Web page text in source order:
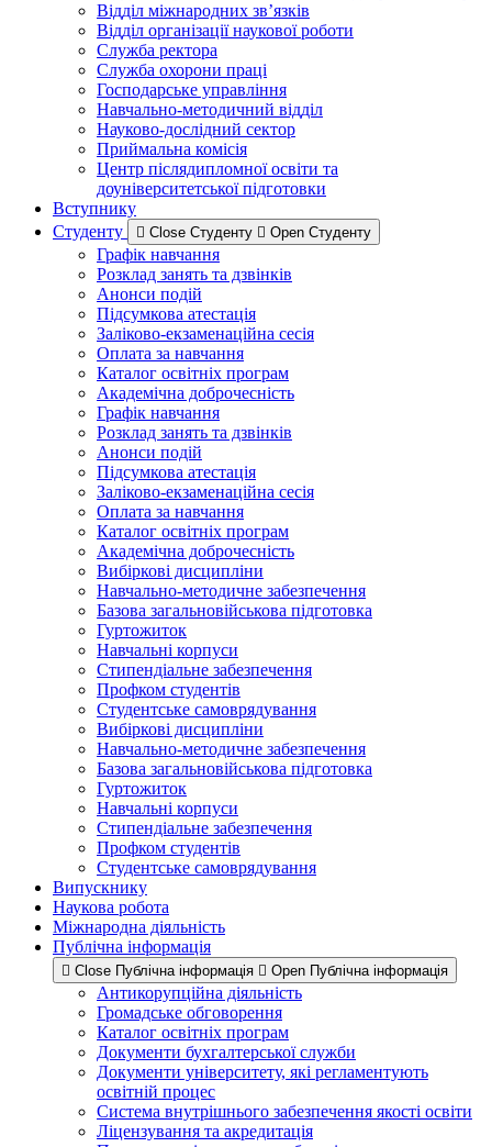
Відділ міжнародних зв’язків
Відділ організації наукової роботи
Служба ректора
Служба охорони праці
Господарське управління
Навчально-методичний відділ
Науково-дослідний сектор
Приймальна комісія
Центр післядипломної освіти та
доуніверситетської підготовки
Вступнику
Студенту
Close Студенту Open Студенту
Графік навчання
Розклад занять та дзвінків
Анонси подій
Підсумкова атестація
Заліково-екзаменаційна сесія
Оплата за навчання
Каталог освітніх програм
Академічна доброчесність
Графік навчання
Розклад занять та дзвінків
Анонси подій
Підсумкова атестація
Заліково-екзаменаційна сесія
Оплата за навчання
Каталог освітніх програм
Академічна доброчесність
Вибіркові дисципліни
Навчально-методичне забезпечення
Базова загальновійськова підготовка
Гуртожиток
Навчальні корпуси
Стипендіальне забезпечення
Профком студентів
Студентське самоврядування
Вибіркові дисципліни
Навчально-методичне забезпечення
Базова загальновійськова підготовка
Гуртожиток
Навчальні корпуси
Стипендіальне забезпечення
Профком студентів
Студентське самоврядування
Випускнику
Наукова робота
Міжнародна діяльність
Публічна інформація
Close Публічна інформація Open Публічна інформація
Антикорупційна діяльність
Громадське обговорення
Каталог освітніх програм
Документи бухгалтерської служби
Документи університету, які регламентують
освітній процес
Система внутрішнього забезпечення якості освіти
Ліцензування та акредитація